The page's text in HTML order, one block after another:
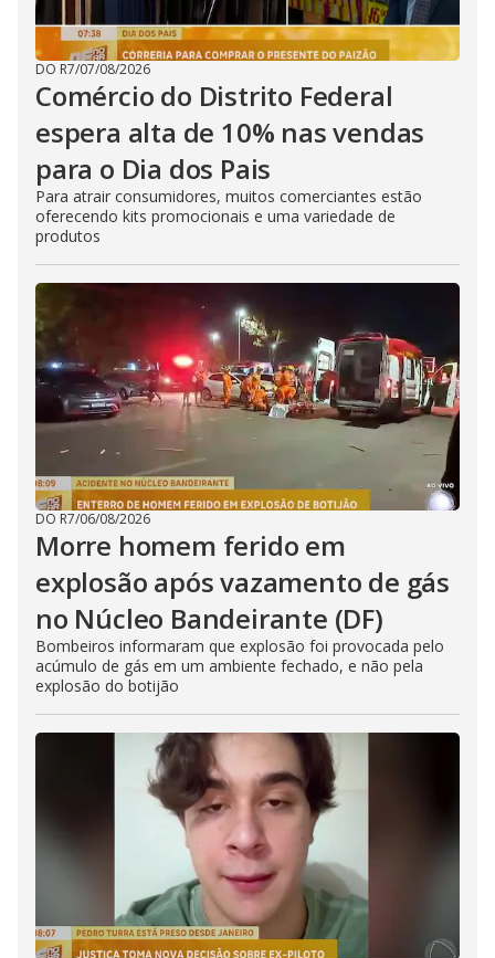
DO R7/07/08/2026
Comércio do Distrito Federal
espera alta de 10% nas vendas
para o Dia dos Pais
Para atrair consumidores, muitos comerciantes estão
oferecendo kits promocionais e uma variedade de
produtos
DO R7/06/08/2026
Morre homem ferido em
explosão após vazamento de gás
no Núcleo Bandeirante (DF)
Bombeiros informaram que explosão foi provocada pelo
acúmulo de gás em um ambiente fechado, e não pela
explosão do botijão